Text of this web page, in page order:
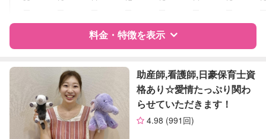
病児、病後児、ともに不可
絵・工作レッスン
定期予約 お引き受けしていません
料金・特徴を表示
特徴 料金 レビュー
サポートの特徴
企業型割引対象(旧内閣府補助対象)
助産師,看護師,日豪保育士資
格あり☆愛情たっぷり関わ
らせていただきます！
4.98 (991回)